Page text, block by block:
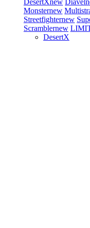
DesertXnew Diavel
Monsternew
Streetfighternew
Scramblernew
DesertX